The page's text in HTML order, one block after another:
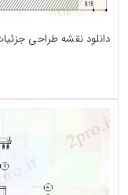
دانلود نقشه طراحی جزئیات